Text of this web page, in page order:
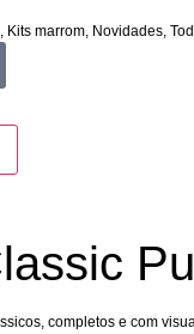
Kits marrom Novidades
completos e com